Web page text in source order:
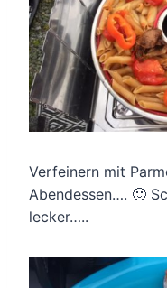
Verfeinern mit
Abendessen…. 🙂
lecker…..